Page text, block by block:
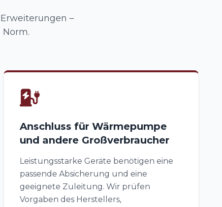
–
Anschluss für Wärmepumpe
und andere Großverbraucher
Leistungsstarke Geräte benötigen eine
passende Absicherung und eine
geeignete Zuleitung. Wir prüfen
Vorgaben des Herstellers,